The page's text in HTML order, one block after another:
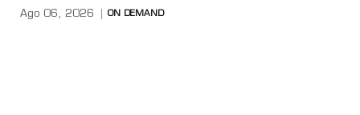
Ago 06, 2026 ON DEMAND